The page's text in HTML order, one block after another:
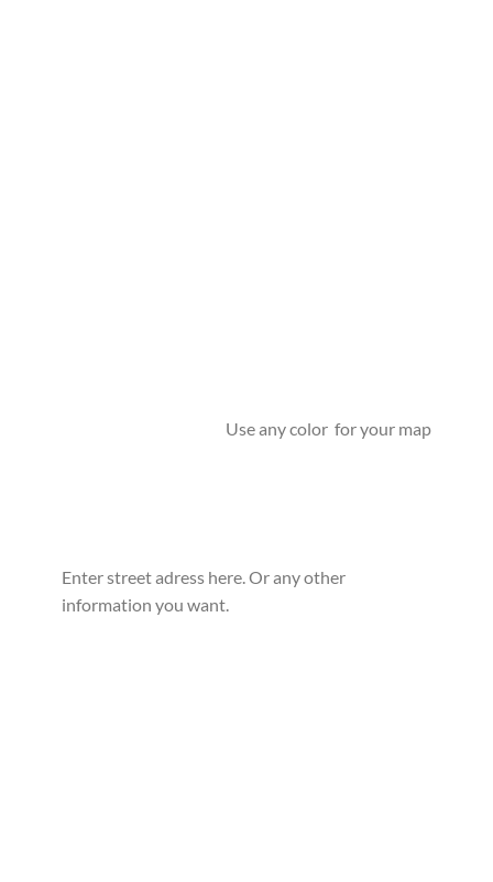
Use any color for your map
Enter street adress here. Or any other
information you want.